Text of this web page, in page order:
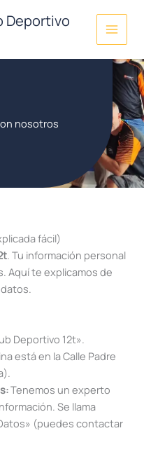
Deportivo
nosotros
fácil)
. Tu información personal
Aquí te explicamos de
Deportivo 12t».
está en la Calle Padre
Tenemos un experto
Se llama
(puedes contactar